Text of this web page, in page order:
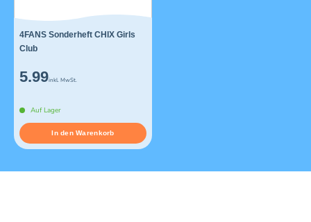
4FANS Sonderheft CHIX Girls
Club
5.99inkl. MwSt.
Auf Lager
In den Warenkorb